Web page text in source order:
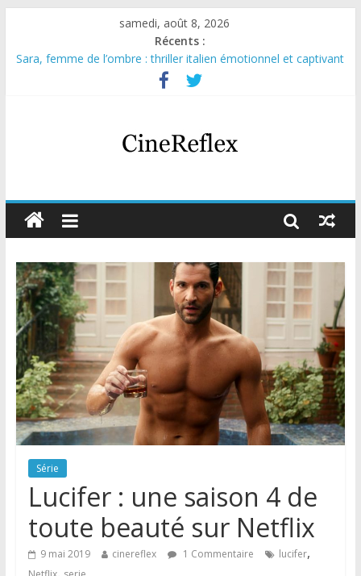
samedi, août 8, 2026
Récents :
Sara, femme de l’ombre : thriller italien émotionnel et captivant
Journal d’une fille larguée : nouvelle série suédoise sur Netflix
Aema : mini-série sur le tournage d’un film érotique devenu
Glass Heart : excellente série musicale avec Takeru Satō
Olympo, saison 1 : nouvelle série qui séduira les fans de
Série
Lucifer : une saison 4 de
toute beauté sur Netflix
9 mai 2019 cinereflex 1 Commentaire lucifer,